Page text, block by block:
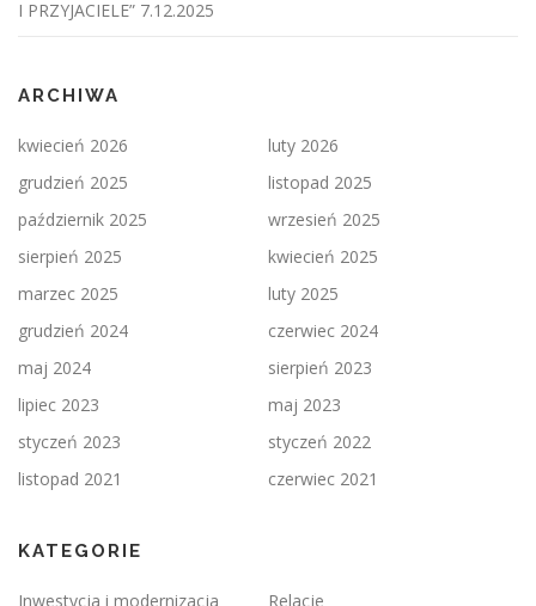
I PRZYJACIELE” 7.12.2025
ARCHIWA
kwiecień 2026
luty 2026
grudzień 2025
listopad 2025
październik 2025
wrzesień 2025
sierpień 2025
kwiecień 2025
marzec 2025
luty 2025
grudzień 2024
czerwiec 2024
maj 2024
sierpień 2023
lipiec 2023
maj 2023
styczeń 2023
styczeń 2022
listopad 2021
czerwiec 2021
KATEGORIE
Inwestycja i modernizacja Relacje